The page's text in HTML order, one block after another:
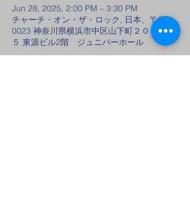
Jun 28, 2025, 2:00 PM – 3:30 PM
チャーチ・オン・ザ・ロック, 日本、〒231-
0023 神奈川県横浜市中区山下町２００−４
５ 東源ビル2階 ジュニパーホール